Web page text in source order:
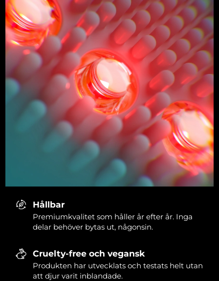
Hållbar
Premiumkvalitet som håller år efter år. Inga
delar behöver bytas ut, någonsin.
Cruelty-free och vegansk
Produkten har utvecklats och testats helt utan
att djur varit inblandade.